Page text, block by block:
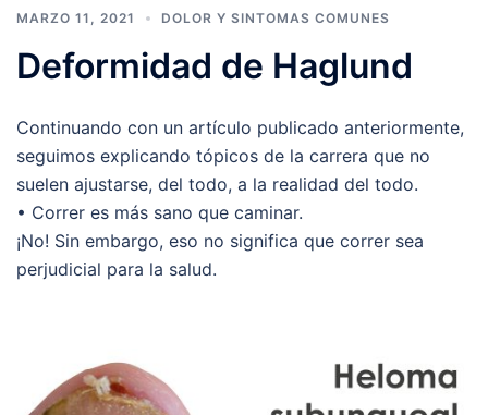
MARZO 11, 2021 DOLOR Y SINTOMAS COMUNES
Deformidad de Haglund
Continuando con un artículo publicado anteriormente,
seguimos explicando tópicos de la carrera que no
suelen ajustarse, del todo, a la realidad del todo.
• Correr es más sano que caminar.
¡No! Sin embargo, eso no significa que correr sea
perjudicial para la salud.